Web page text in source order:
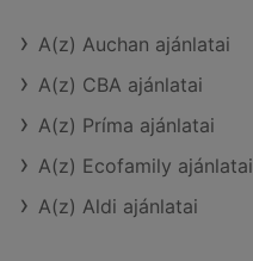
A(z) Auchan ajánlatai
A(z) CBA ajánlatai
A(z) Príma ajánlatai
A(z) Ecofamily ajánlatai
A(z) Aldi ajánlatai